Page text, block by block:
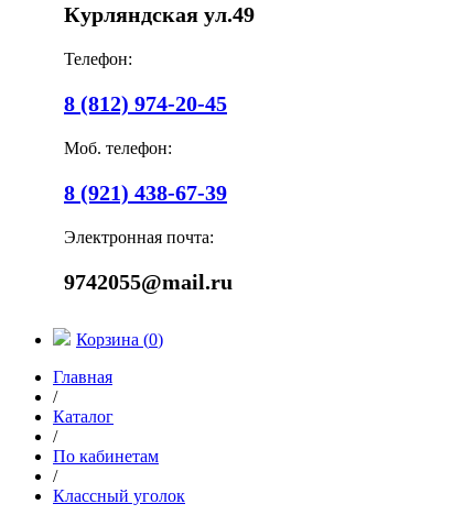
Курляндская ул.49
Телефон:
8 (812) 974-20-45
Моб. телефон:
8 (921) 438-67-39
Электронная почта:
9742055@mail.ru
Корзина (0)
Главная
/
Каталог
/
По кабинетам
/
Классный уголок